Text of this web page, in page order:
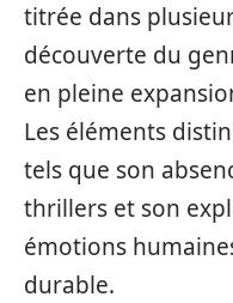
titrée dans
découverte du
en pleine
Les éléments
tels que son
thrillers et son
émotions
durable.